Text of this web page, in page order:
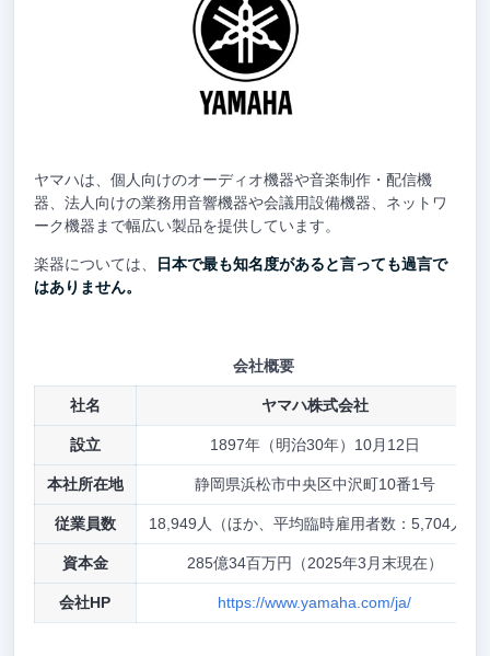
ヤマハは、個人向けのオーディオ機器や音楽制作・配信機
器、法人向けの業務用音響機器や会議用設備機器、ネットワ
ーク機器まで幅広い製品を提供しています。
楽器については、
日本で最も知名度があると言っても過言で
はありません。
会社概要
社名 ヤマハ株式会社
設立 1897年（明治30年）10月12日
本社所在地 静岡県浜松市中央区中沢町10番1号
従業員数 18,949人（ほか、平均臨時雇用者数：5,704人）
資本金 285億34百万円（2025年3月末現在）
会社HP https://www.yamaha.com/ja/